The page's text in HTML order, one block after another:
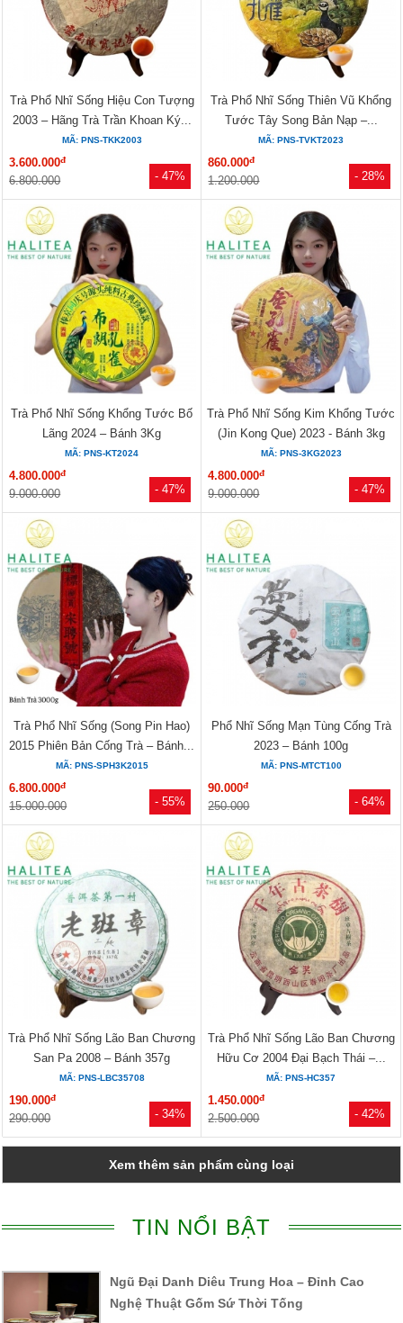
- 47%
Trà Phổ Nhĩ Sống Hiệu Con Tượng
2003 – Hãng Trà Trần Khoan Ký...
MÃ: PNS-TKK2003
3.600.000đ
6.800.000 - 28%
Trà Phổ Nhĩ Sống Thiên Vũ Khổng
Tước Tây Song Bản Nạp –...
MÃ: PNS-TVKT2023
860.000đ
1.200.000
- 47%
Trà Phổ Nhĩ Sống Khổng Tước Bố
Lãng 2024 – Bánh 3Kg
MÃ: PNS-KT2024
4.800.000đ
9.000.000 - 47%
Trà Phổ Nhĩ Sống Kim Khổng Tước
(Jin Kong Que) 2023 - Bánh 3kg
MÃ: PNS-3KG2023
4.800.000đ
9.000.000
- 55%
Trà Phổ Nhĩ Sống (Song Pin Hao)
2015 Phiên Bản Cống Trà – Bánh...
MÃ: PNS-SPH3K2015
6.800.000đ
15.000.000 - 64%
Phổ Nhĩ Sống Mạn Tùng Cống Trà
2023 – Bánh 100g
MÃ: PNS-MTCT100
90.000đ
250.000
- 34%
Trà Phổ Nhĩ Sống Lão Ban Chương
San Pa 2008 – Bánh 357g
MÃ: PNS-LBC35708
190.000đ
290.000 - 42%
Trà Phổ Nhĩ Sống Lão Ban Chương
Hữu Cơ 2004 Đại Bạch Thái –...
MÃ: PNS-HC357
1.450.000đ
2.500.000
Xem thêm sản phẩm cùng loại
TIN NỔI BẬT
Ngũ Đại Danh Diêu Trung Hoa – Đỉnh Cao
Nghệ Thuật Gốm Sứ Thời Tống